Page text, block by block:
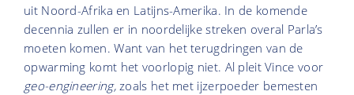
uit Noord-Afrika en Latijns-Amerika. In de komende
decennia zullen er in noordelijke streken overal Parla’s
moeten komen. Want van het terugdringen van de
opwarming komt het voorlopig niet. Al pleit Vince voor
geo-engineering,zoals het met ijzerpoeder bemesten